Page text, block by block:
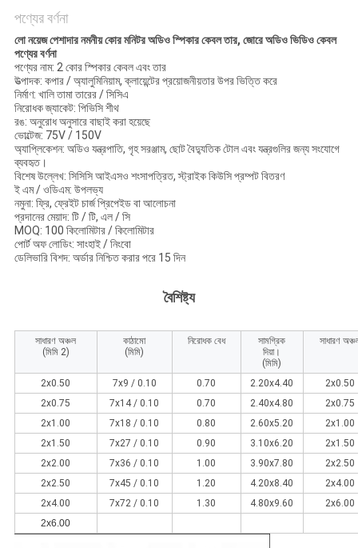
পণ্যের বর্ণনা
লো নয়েজ পেশাদার নমনীয় কোর মনিটর অডিও স্পিকার কেবল তার, জোরে অডিও ভিডিও কেবল
পণ্যের বর্ণনা
পণ্যের নাম: 2 কোর স্পিকার কেবল এবং তার
উত্পাদক: কপার / অ্যালুমিনিয়াম, ক্লায়েন্টের প্রয়োজনীয়তার উপর ভিত্তি করে
নির্মাণ: খালি তামা তারের / সিসিএ
নিরোধক জ্যাকেট: পিভিসি শীথ
রঙ: অনুরোধ অনুসারে বাছাই করা হয়েছে
ভোল্টেজ: 75V / 150V
অ্যাপ্লিকেশন: অডিও যন্ত্রপাতি, গৃহ সরঞ্জাম, ছোট বৈদ্যুতিক টোল এবং যন্ত্রগুলির জন্য সংযোগে
ব্যবহৃত।
বিশেষ উল্লেখ: সিসিসি আইএসও শংসাপত্রিত, স্ট্রাইক কিউসি প্রম্পট বিতরণ
ই এম / ওডিএম: উপলভ্য
নমুনা: ফ্রি, ফ্রেইট চার্জ প্রিপেইড বা আলোচনা
প্রদানের মেয়াদ: টি / টি, এল / সি
MOQ: 100 কিলোমিটার / কিলোমিটার
পোর্ট অফ লোডিং: সাংহাই / নিংবো
ডেলিভারি বিশদ: অর্ডার নিশ্চিত করার পরে 15 দিন
বৈশিষ্ট্য
সাধারণ অঞ্চল
(মিমি 2)
কাঠামো
(মিমি)
নিরোধক বেধ
সামগ্রিক
দিয়া।
(মিমি)
সাধারণ
2x0.50 7x9 / 0.10 0.70 2.20x4.40
2x0.50
2x0.75
7x14 / 0.10 0.70 2.40x4.80
2x0.75
2x1.00
7x18 / 0.10 0.80 2.60x5.20
2x1.00
2x1.50
7x27 / 0.10 0.90 3.10x6.20
2x1.50
2x2.00
7x36 / 0.10 1.00 3.90x7.80
2x2.50
2x2.50
7x45 / 0.10 1.20 4.20x8.40
2x4.00
2x4.00
7x72 / 0.10 1.30 4.80x9.60
2x6.00
2x6.00